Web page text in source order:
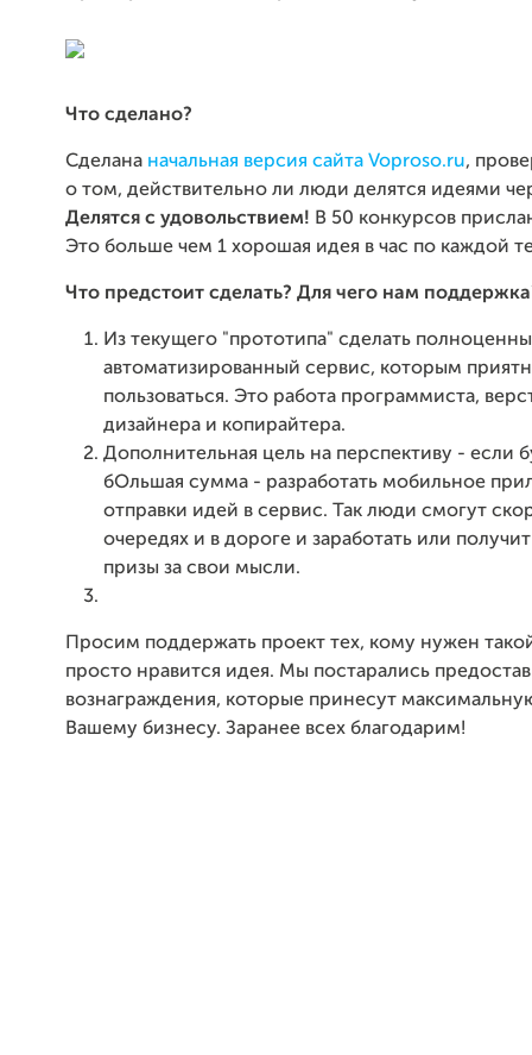
Что сделано?
Сделана начальная версия сайта Voproso.ru,
о том, действительно ли люди делятся идеями
Делятся с удовольствием! В 50 конкурсов
Это больше чем 1 хорошая идея в час по каждой
Что предстоит сделать? Для чего нам
Из текущего "прототипа" сделать
автоматизированный сервис, которым
пользоваться. Это работа программиста,
дизайнера и копирайтера.
Дополнительная цель на перспективу - если
бОльшая сумма - разработать мобильное
отправки идей в сервис. Так люди смогут
очередях и в дороге и заработать или
призы за свои мысли.
Просим поддержать проект тех, кому нужен
просто нравится идея. Мы постарались
вознаграждения, которые принесут
Вашему бизнесу. Заранее всех благодарим!